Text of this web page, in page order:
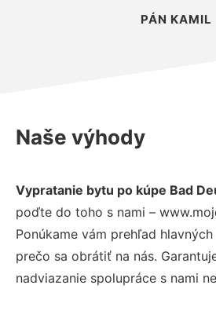
PÁN KAMIL
Naše výhody
Vypratanie bytu po kúpe Bad
poďte do toho s nami –
Ponúkame vám prehľad
prečo sa obrátiť na nás.
nadviazanie spolupráce s nami